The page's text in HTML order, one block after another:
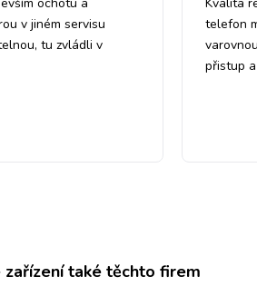
v jiném servisu
tu zvládli v
telefon
přistup
zařízení také těchto firem